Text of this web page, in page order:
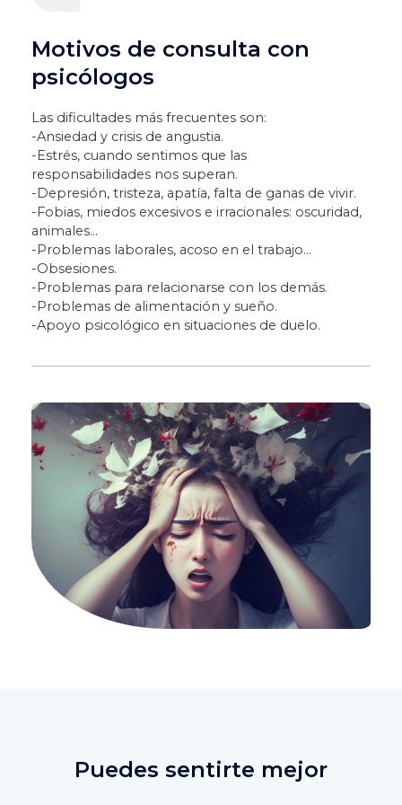
Motivos de consulta con
psicólogos
Las dificultades más frecuentes son:
-Ansiedad y crisis de angustia.
-Estrés, cuando sentimos que las
responsabilidades nos superan.
-Depresión, tristeza, apatía, falta de ganas de vivir.
-Fobias, miedos excesivos e irracionales: oscuridad,
animales…
-Problemas laborales, acoso en el trabajo…
-Obsesiones.
-Problemas para relacionarse con los demás.
-Problemas de alimentación y sueño.
-Apoyo psicológico en situaciones de duelo.
Puedes sentirte mejor